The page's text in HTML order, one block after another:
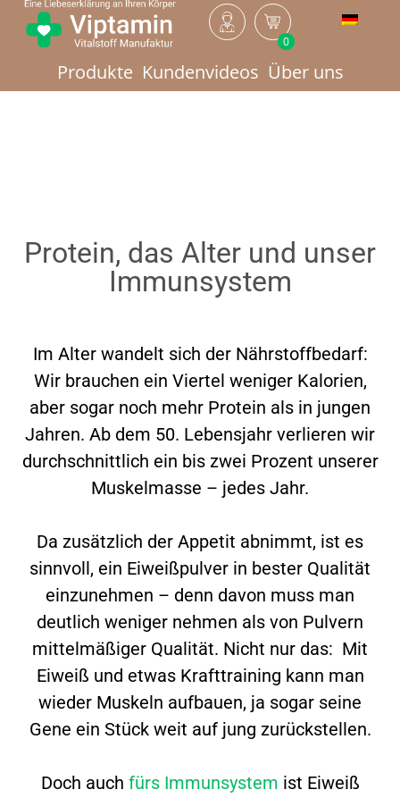
0
Produkte Kundenvideos Über uns
Protein, das Alter und unser
Immunsystem
Im Alter wandelt sich der Nährstoffbedarf:
Wir brauchen ein Viertel weniger Kalorien,
aber sogar noch mehr Protein als in jungen
Jahren. Ab dem 50. Lebensjahr verlieren wir
durchschnittlich ein bis zwei Prozent unserer
Muskelmasse – jedes Jahr.
Da zusätzlich der Appetit abnimmt, ist es
sinnvoll, ein Eiweißpulver in bester Qualität
einzunehmen – denn davon muss man
deutlich weniger nehmen als von Pulvern
mittelmäßiger Qualität. Nicht nur das: Mit
Eiweiß und etwas Krafttraining kann man
wieder Muskeln aufbauen, ja sogar seine
Gene ein Stück weit auf jung zurückstellen.
Doch auch fürs Immunsystem ist Eiweiß